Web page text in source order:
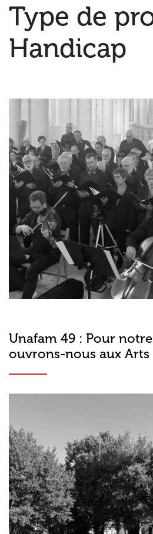
Type de
Handicap
Unafam 49 : Pour
ouvrons-nous aux